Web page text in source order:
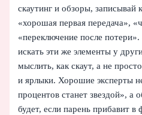
скаутинг и обзоры, записывай
«хорошая первая передача»,
«переключение после
искать эти же элементы у
мыслить, как скаут, а не
и ярлыки. Хорошие эксперты
процентов станет звездой», а
будет, если парень прибавит в